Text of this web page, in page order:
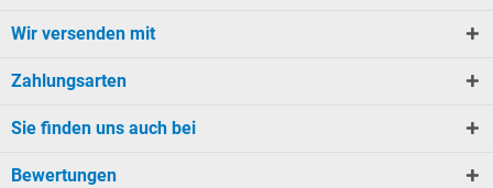
Wir versenden mit
Zahlungsarten
Sie finden uns auch bei
Bewertungen